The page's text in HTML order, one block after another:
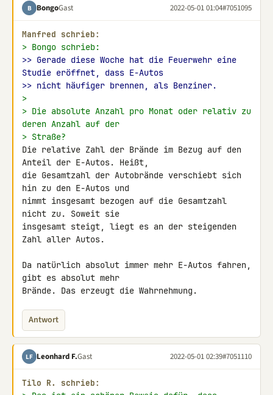
B BongoGast 2022-05-01 01:04#7051095
Manfred schrieb:
> Bongo schrieb:
>> Gerade diese Woche hat die Feuerwehr eine
Studie eröffnet, dass E-Autos
>> nicht häufiger brennen, als Benziner.
>
> Die absolute Anzahl pro Monat oder relativ zu
deren Anzahl auf der
> Straße?
Die relative Zahl der Brände im Bezug auf den
Anteil der E-Autos. Heißt,
die Gesamtzahl der Autobrände verschiebt sich
hin zu den E-Autos und
nimmt insgesamt bezogen auf die Gesamtzahl
nicht zu. Soweit sie
insgesamt steigt, liegt es an der steigenden
Zahl aller Autos.
Da natürlich absolut immer mehr E-Autos fahren,
gibt es absolut mehr
Brände. Das erzeugt die Wahrnehmung.
Antwort
LF Leonhard F.Gast 2022-05-01 02:39#7051110
Tilo R. schrieb: